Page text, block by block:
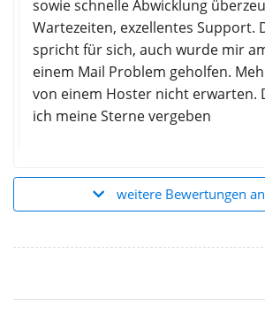
sowie schnelle Abwicklung
Wartezeiten, exzellentes Support.
spricht für sich, auch wurde mir
einem Mail Problem geholfen.
von einem Hoster nicht erwarten.
ich meine Sterne vergeben
weitere Bewertungen